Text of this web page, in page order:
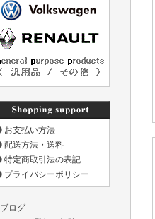
お支払い方法
配送方法・送料
特定商取引法の表記
プライバシーポリシー
ブログ